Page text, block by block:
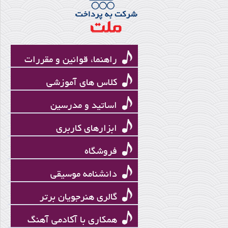
راهنما، قوانین و مقررات
کلاس های آموزشی
اساتید و مدرسین
ابزارهای کاربری
فروشگاه
دانشنامه موسیقی
گالری هنرجویان برتر
همکاری با آکادمی آهنگ
چنگ
یوسف پوریا